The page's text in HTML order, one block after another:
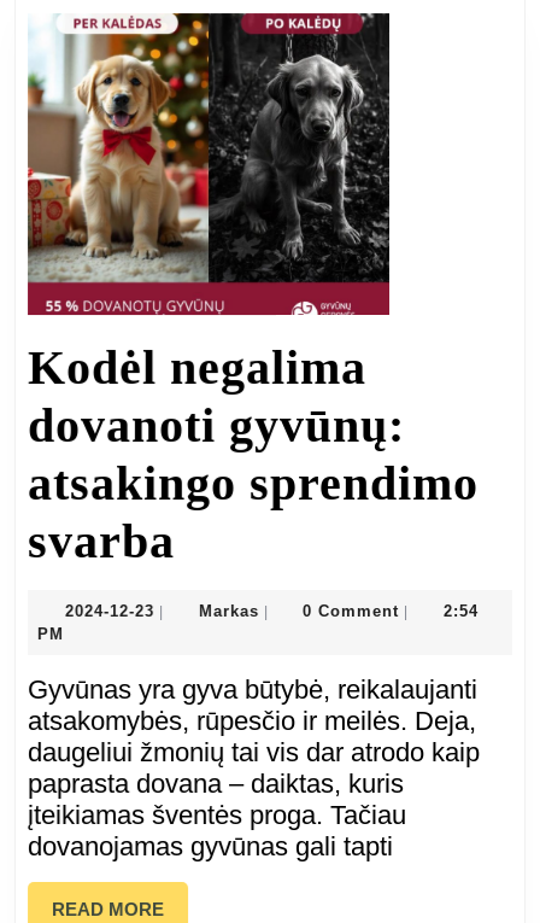
nerimą
keliantį
ženklą
Kodėl negalima
dovanoti gyvūnų:
atsakingo sprendimo
svarba
negalima
gyvūnų:
atsakingo
sprendimo
svarba
2024-12-23 2024-
MarkasMarkas0 Comment
2:54
PM
Gyvūnas yra gyva būtybė, reikalaujanti
atsakomybės, rūpesčio ir meilės. Deja,
daugeliui žmonių tai vis dar atrodo kaip
paprasta dovana – daiktas, kuris
įteikiamas šventės proga. Tačiau
dovanojamas gyvūnas gali tapti
READ MOREREAD